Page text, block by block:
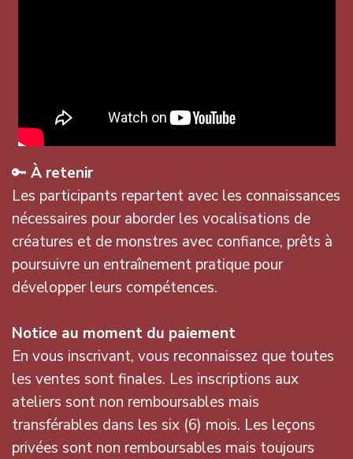
🔑 À retenir
Les participants repartent avec les connaissances
nécessaires pour aborder les vocalisations de
créatures et de monstres avec confiance, prêts à
poursuivre un entraînement pratique pour
développer leurs compétences.
Notice au moment du paiement
En vous inscrivant, vous reconnaissez que toutes
les ventes sont finales. Les inscriptions aux
ateliers sont non remboursables mais
transférables dans les six (6) mois. Les leçons
privées sont non remboursables mais toujours